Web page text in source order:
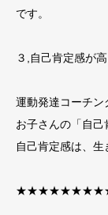
です。
３,自己肯定感が高
運動発達コーチン
お子さんの「自己
自己肯定感は、生